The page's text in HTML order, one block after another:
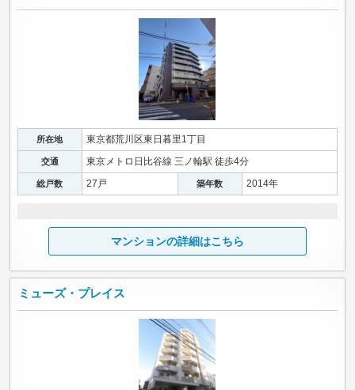
所在地 東京都荒川区東日暮里1丁目
交通 東京メトロ日比谷線 三ノ輪駅 徒歩4分
総戸数 27戸 築年数 2014年
マンションの詳細はこちら
ミューズ・プレイス